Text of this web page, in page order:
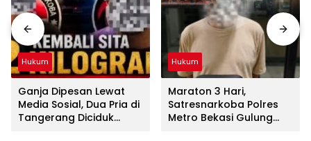
Hukum
Ganja Dipesan Lewat
Media Sosial, Dua Pria di
Tangerang Diciduk
Hukum
Maraton 3 Hari,
Satresnarkoba Polres
Metro Bekasi Gulung